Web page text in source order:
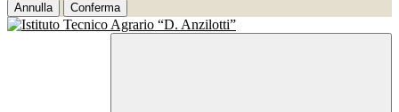
Annulla Conferma